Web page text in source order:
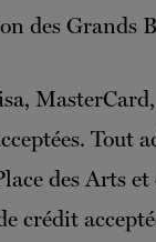
des Grands
Tout
des Arts
crédit